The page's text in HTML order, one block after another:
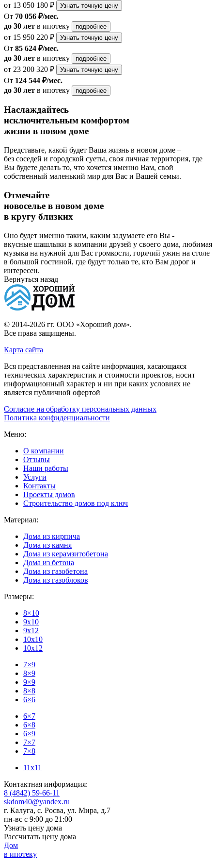
от 13 050 180 ₽ Узнать точную цену
От 70 056 ₽/мес.
до 30 лет в ипотеку подробнее
от 15 950 220 ₽ Узнать точную цену
От 85 624 ₽/мес.
до 30 лет в ипотеку подробнее
от 23 200 320 ₽ Узнать точную цену
От 124 544 ₽/мес.
до 30 лет в ипотеку подробнее
Наслаждайтесь
исключительным комфортом
жизни в новом доме
Представьте, какой будет Ваша жизнь в новом доме –
без соседей и городской суеты, своя личная территория, где
Вы будете делать то, что хочется именно Вам, свой
собственный маленький мир для Вас и Вашей семьи.
Отмечайте
новоселье в новом доме
в кругу близких
Оно будет именно таким, каким задумаете его Вы -
вкусные шашлыки в компании друзей у своего дома, любимая
музыка на нужной для Вас громкости, горячий ужин на столе
в большой гостиной, где будут только те, кто Вам дорог и
интересен.
Вернуться назад
© 2014-2026 гг. ООО «Хороший дом».
Все права защищены.
Карта сайта
Вся представленная на сайте информация, касающаяся
технических характеристик и стоимости проектов, носит
информационный характер и ни при каких условиях не
является публичной офертой
Согласие на обработку персональных данных
Политика конфиденциальности
Меню:
О компании
Отзывы
Наши работы
Услуги
Контакты
Проекты домов
Строительство домов под ключ
Материал:
Дома из кирпича
Дома из камня
Дома из керамзитобетона
Дома из бетона
Дома из газобетона
Дома из газоблоков
Размеры:
8×10
9x10
9x12
10x10
10x12
7×9
8×9
9×9
8×8
6×6
6×7
6×8
6×9
7×7
7×8
11x11
Контактная информация:
8 (4842) 59-66-11
skdom40@yandex.ru
г. Калуга, с. Росва, ул. Мира, д.7
пн-вс с 9:00 до 21:00
Узнать цену дома
Рассчитать цену дома
Дом
в ипотеку